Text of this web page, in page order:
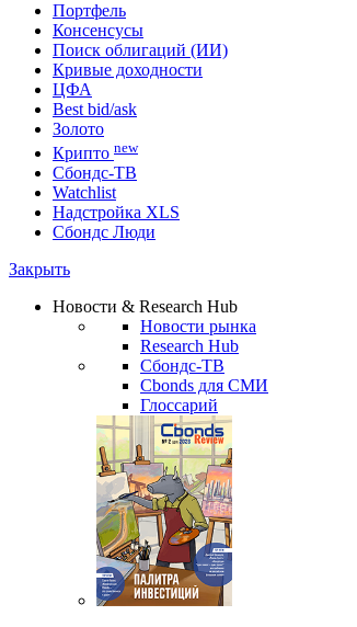
Портфель
Консенсусы
Поиск облигаций (ИИ)
Кривые доходности
ЦФА
Best bid/ask
Золото
Крипто new
Сбондс-ТВ
Watchlist
Надстройка XLS
Сбондс Люди
Закрыть
Новости & Research Hub
Новости рынка
Research Hub
Сбондс-ТВ
Cbonds для СМИ
Глоссарий